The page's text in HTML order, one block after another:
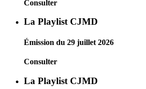
Consulter
La Playlist CJMD
Émission du 29 juillet 2026
Consulter
La Playlist CJMD